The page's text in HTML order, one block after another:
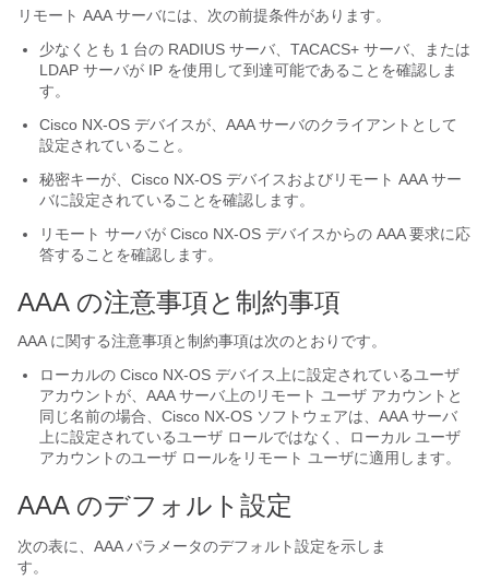
リモート AAA サーバには、次の前提条件があります。
少なくとも 1 台の RADIUS サーバ、TACACS+ サーバ、または
LDAP サーバが IP を使用して到達可能であることを確認しま
す。
Cisco NX-OS デバイスが、AAA サーバのクライアントとして
設定されていること。
秘密キーが、 Cisco NX-OS デバイスおよびリモート AAA サー
バに設定されていることを確認します。
リモート サーバが Cisco NX-OS デバイスからの AAA 要求に応
答することを確認します。
AAA の注意事項と制約事項
AAA に関する注意事項と制約事項は次のとおりです。
ローカルの Cisco NX-OS デバイス上に設定されているユーザ
アカウントが、AAA サーバ上のリモート ユーザ アカウントと
同じ名前の場合、 Cisco NX-OS ソフトウェアは、AAA サーバ
上に設定されているユーザ ロールではなく、ローカル ユーザ
アカウントのユーザ ロールをリモート ユーザに適用します。
AAA のデフォルト設定
次の表に、AAA パラメータのデフォルト設定を示しま
す。